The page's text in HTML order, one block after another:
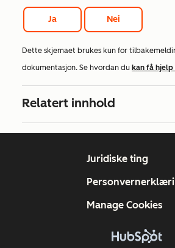
Ja Nei
Dette skjemaet brukes kun for
dokumentasjon. Se hvordan du kan få
Relatert innhold
Juridiske ting
Manage Cookies